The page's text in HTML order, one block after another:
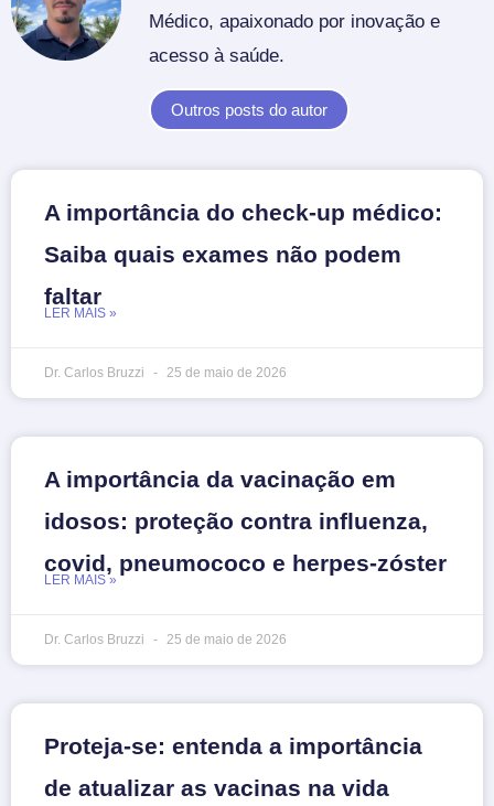
Médico, apaixonado por inovação e
acesso à saúde.
Outros posts do autor
A importância do check-up médico:
Saiba quais exames não podem
faltar
LER MAIS »
Dr. Carlos Bruzzi 25 de maio de 2026
A importância da vacinação em
idosos: proteção contra influenza,
covid, pneumococo e herpes-zóster
LER MAIS »
Dr. Carlos Bruzzi 25 de maio de 2026
Proteja-se: entenda a importância
de atualizar as vacinas na vida